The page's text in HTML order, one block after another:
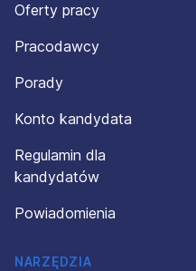
Oferty pracy
Pracodawcy
Porady
Konto kandydata
Regulamin dla
kandydatów
Powiadomienia
NARZĘDZIA